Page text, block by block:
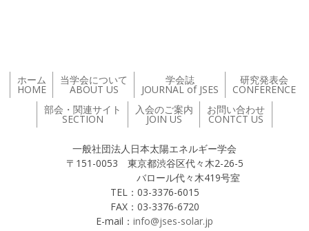
ホーム
HOME
当学会について
ABOUT US
学会誌
JOURNAL of JSES
研究発表会
CONFERENCE
部会・関連サイト
SECTION
入会のご案内
JOIN US
お問い合わせ
CONTCT US
一般社団法人日本太陽エネルギー学会
〒151-0053 東京都渋谷区代々木2-26-5
バロール代々木419号室
TEL：03-3376-6015
FAX：03-3376-6720
E-mail： info@jses-solar.jp